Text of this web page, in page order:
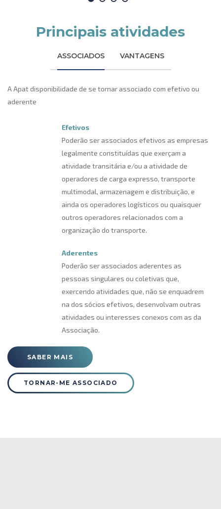
Principais atividades
ASSOCIADOS VANTAGENS
A Apat disponibilidade de se tornar associado com efetivo ou
aderente
Efetivos
Poderão ser associados efetivos as empresas
legalmente constituídas que exerçam a
atividade transitária e/ou a atividade de
operadores de carga expresso, transporte
multimodal, armazenagem e distribuição, e
ainda os operadores logísticos ou quaisquer
outros operadores relacionados com a
organização do transporte.
Aderentes
Poderão ser associados aderentes as
pessoas singulares ou coletivas que,
exercendo atividades que, não se enquadrem
na dos sócios efetivos, desenvolvam outras
atividades ou interesses conexos com as da
Associação.
SABER MAIS
TORNAR-ME ASSOCIADO